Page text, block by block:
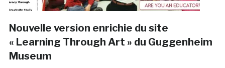
Nouvelle version enrichie du site
« Learning Through Art » du Guggenheim
Museum